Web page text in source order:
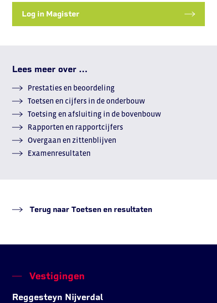
Log in Magister
Lees meer over ...
Prestaties en beoordeling
Toetsen en cijfers in de onderbouw
Toetsing en afsluiting in de bovenbouw
Rapporten en rapportcijfers
Overgaan en zittenblijven
Examenresultaten
Terug naar Toetsen en resultaten
Vestigingen
Reggesteyn Nijverdal